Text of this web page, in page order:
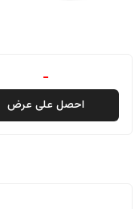
-
احصل على عرض